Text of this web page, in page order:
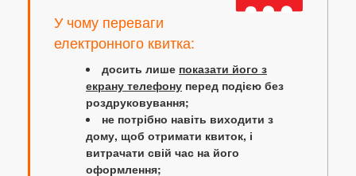
У чому переваги
електронного квитка:
досить лише показати його з
екрану телефону перед подією без
роздруковування;
не потрібно навіть виходити з
дому, щоб отримати квиток, і
витрачати свій час на його
оформлення;